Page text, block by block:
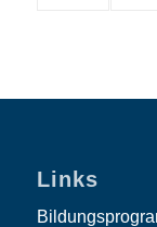
Links